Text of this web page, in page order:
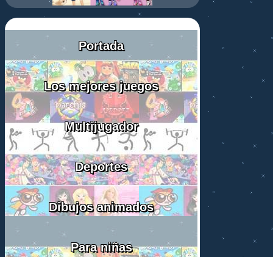
Portada
Los mejores juegos
Multijugador
Deportes
Dibujos animados
Para niñas